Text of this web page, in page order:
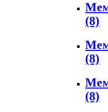
(8)
(8)
(8)